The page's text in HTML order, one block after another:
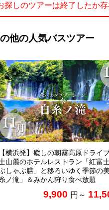
探しのツアーは終了したか存
他の人気バスツアー
【横浜発】癒しの朝霧高原ドライ
山麓のホテルレストラン「紅富
しゃぶ膳」と移ろいゆく季節の
ノ滝」＆みかん狩り食べ放題
9,900 円～